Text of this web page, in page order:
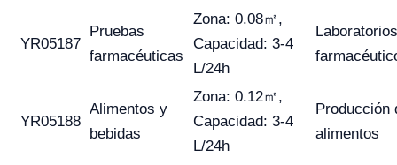
YR05187
Pruebas
farmacéuticas
Zona: 0.08㎡,
Capacidad: 3-4
L/24h
Laboratorios
YR05188
Alimentos y
bebidas
Zona: 0.12㎡,
Capacidad: 3-4
L/24h
Producción
alimentos